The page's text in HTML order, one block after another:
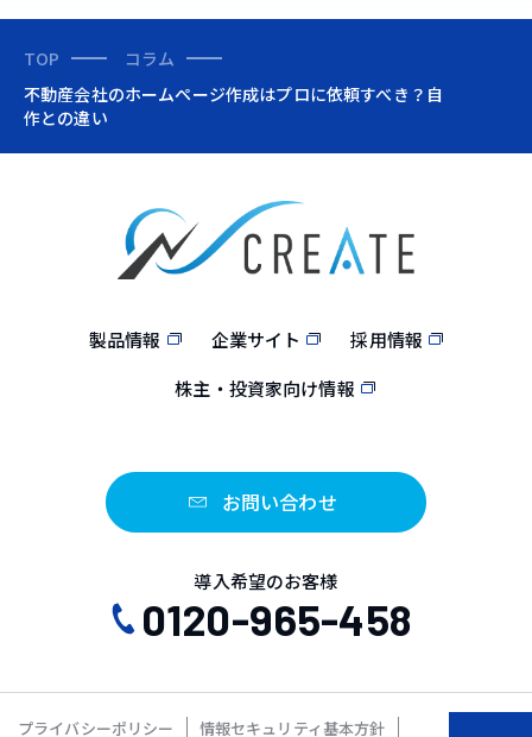
TOP
コラム
不動産会社のホームページ作成はプロに依頼すべき？自
作との違い
製品情報 企業サイト
採用情報
株主・投資家向け情報
お問い合わせ
導入希望のお客様
0120-965-458
プライバシーポリシー 情報セキュリティ基本方針